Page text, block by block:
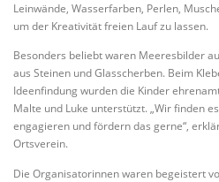
Leinwände, Wasserfarben, Perlen,
um der Kreativität freien Lauf zu lassen.
Besonders beliebt waren Meeresbilder
aus Steinen und Glasscherben. Beim
Ideenfindung wurden die Kinder
Malte und Luke unterstützt. „Wir finden
engagieren und fördern das gerne“,
Ortsverein.
Die Organisatorinnen waren begeistert